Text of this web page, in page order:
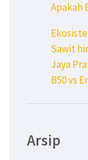
Apakah
Sawit
Jaya
B50 vs
Arsip